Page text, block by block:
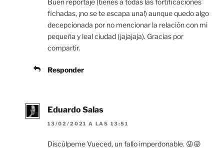
fichadas, ¡no se te escapa una!) aunque quedo algo
decepcionada por no mencionar la relación con mi
pequeña y leal ciudad (jajajaja). Gracias por
compartir.
Responder
Eduardo Salas
13/02/2021 A LAS 13:51
Discúlpeme Vueced, un fallo imperdonable. 😜😜